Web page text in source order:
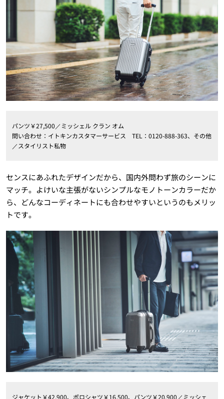
パンツ￥27,500／ミッシェル クラン オム
問い合わせ：イトキンカスタマーサービス TEL：0120-888-363、その他
／スタイリスト私物
センスにあふれたデザインだから、国内外問わず旅のシーンに
マッチ。よけいな主張がないシンプルなモノトーンカラーだか
ら、どんなコーディネートにも合わせやすいというのもメリッ
トです。
ジャケット￥42,900、ポロシャツ￥16,500、パンツ￥20,900／ミッシェ